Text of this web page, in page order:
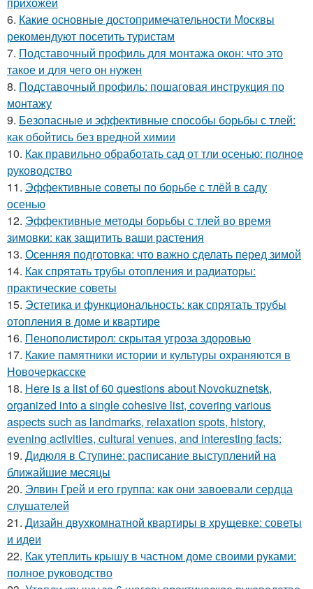
6. Какие основные достопримечательности Москвы
рекомендуют посетить туристам
7. Подставочный профиль для монтажа окон: что это
такое и для чего он нужен
8. Подставочный профиль: пошаговая инструкция по
монтажу
9. Безопасные и эффективные способы борьбы с тлей:
как обойтись без вредной химии
10. Как правильно обработать сад от тли осенью: полное
руководство
11. Эффективные советы по борьбе с тлёй в саду
осенью
12. Эффективные методы борьбы с тлей во время
зимовки: как защитить ваши растения
13. Осенняя подготовка: что важно сделать перед зимой
14. Как спрятать трубы отопления и радиаторы:
практические советы
15. Эстетика и функциональность: как спрятать трубы
отопления в доме и квартире
16. Пенополистирол: скрытая угроза здоровью
17. Какие памятники истории и культуры охраняются в
Новочеркасске
18. Here is a list of 60 questions about Novokuznetsk,
organized into a single cohesive list, covering various
aspects such as landmarks, relaxation spots, history,
evening activities, cultural venues, and interesting facts:
19. Дидюля в Ступине: расписание выступлений на
ближайшие месяцы
20. Элвин Грей и его группа: как они завоевали сердца
слушателей
21. Дизайн двухкомнатной квартиры в хрущевке: советы
и идеи
22. Как утеплить крышу в частном доме своими руками:
полное руководство